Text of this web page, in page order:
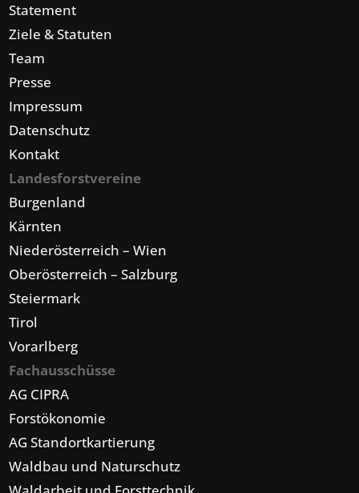
Statement
Ziele & Statuten
Team
Presse
Impressum
Datenschutz
Kontakt
Landesforstvereine
Burgenland
Kärnten
Niederösterreich – Wien
Oberösterreich – Salzburg
Steiermark
Tirol
Vorarlberg
Fachausschüsse
AG CIPRA
Forstökonomie
AG Standortkartierung
Waldbau und Naturschutz